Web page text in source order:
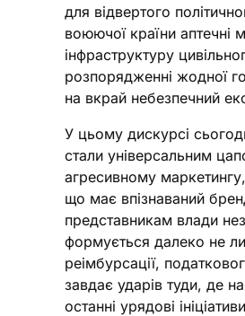
для відвертого
воюючої країни аптечні
інфраструктуру
розпорядженні жодної
на вкрай небезпечний
У цьому дискурсі
стали універсальним
агресивному
що має впізнаваний
представникам влади
формується далеко не
реімбурсації,
завдає ударів туди, де
останні урядові